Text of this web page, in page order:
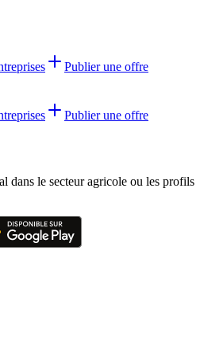
Publier une offre
Publier une offre
dans le secteur agricole ou les profils